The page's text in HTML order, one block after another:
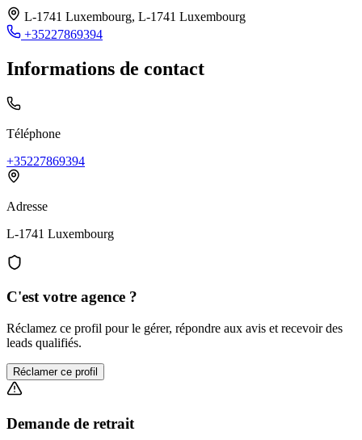
L-1741 Luxembourg, L-1741 Luxembourg
+35227869394
Informations de contact
Téléphone
+35227869394
Adresse
L-1741 Luxembourg
C'est votre agence ?
Réclamez ce profil pour le gérer, répondre aux avis et recevoir des
leads qualifiés.
Réclamer ce profil
Demande de retrait